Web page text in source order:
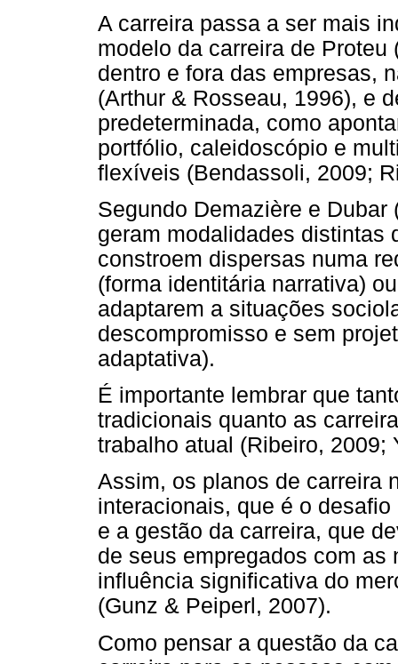
A carreira passa a ser mais
modelo da carreira de
dentro e fora das empresas,
(Arthur & Rosseau, 1996), e
predeterminada, como
portfólio, caleidoscópio e
flexíveis (Bendassoli, 2009;
Segundo Demazière e
geram modalidades distintas
constroem dispersas numa
(forma identitária narrativa)
adaptarem a situações
descompromisso e sem
adaptativa).
É importante lembrar que
tradicionais quanto as
trabalho atual (Ribeiro, 2009;
Assim, os planos de carreira
interacionais, que é o
e a gestão da carreira, que
de seus empregados com
influência significativa do
(Gunz & Peiperl, 2007).
Como pensar a questão da